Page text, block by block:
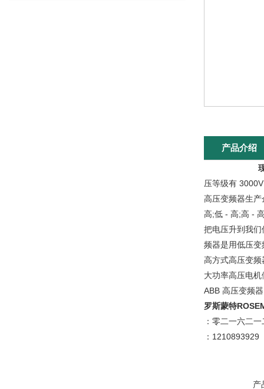
产品介绍
压等级有
高压变频器生
高;低 - 高;高 -
把电压升到我
频器是用低压
高方式高压变
大功率高压电
ABB 高压变频
罗斯蒙特
：零二一六二
：
产